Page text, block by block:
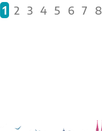
1 2 3 4 5 6 7 8